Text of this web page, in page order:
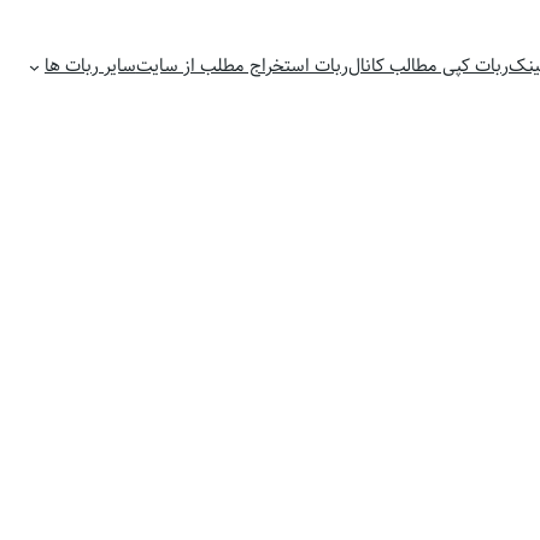
ربات کپی مطالب کانالربات استخراج مطلب از سایتسایر ربات ها